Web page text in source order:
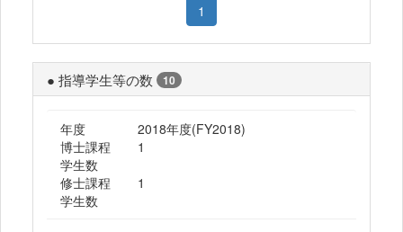
1
● 指導学生等の数 10
年度
2018年度(FY2018)
博士課程
学生数
1
修士課程
学生数
1